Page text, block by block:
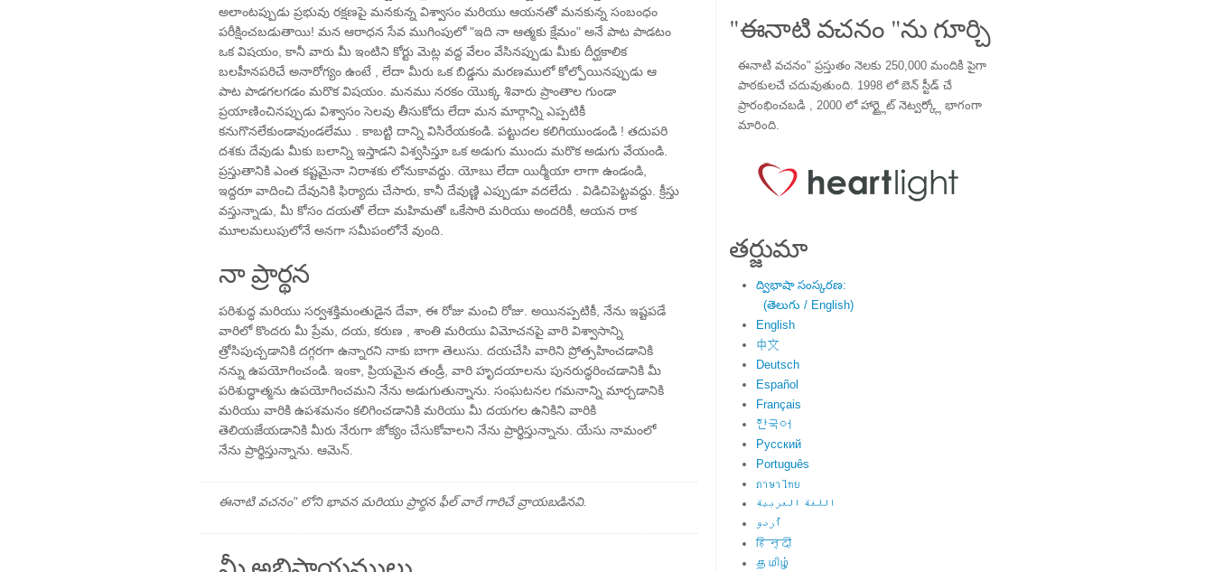
అలాంటప్పుడు ప్రభువు రక్షణపై మనకున్న విశ్వాసం మరియు ఆయనతో మనకున్న సంబంధం
పరీక్షించబడుతాయి! మన ఆరాధన సేవ ముగింపులో "ఇది నా ఆత్మకు క్షేమం" అనే పాట పాడటం
ఒక విషయం, కానీ వారు మీ ఇంటిని కోర్టు మెట్ల వద్ద వేలం వేసినప్పుడు మీకు దీర్ఘకాలిక
బలహీనపరిచే అనారోగ్యం ఉంటే , లేదా మీరు ఒక బిడ్డను మరణములో కోల్పోయినప్పుడు ఆ
పాట పాడగలగడం మరొక విషయం. మనము నరకం యొక్క శివారు ప్రాంతాల గుండా
ప్రయాణించినప్పుడు విశ్వాసం సెలవు తీసుకోదు లేదా మన మార్గాన్ని ఎప్పటికీ
కనుగొనలేకుండావుండలేము . కాబట్టి దాన్ని విసిరేయకండి. పట్టుదల కలిగియుండండి ! తదుపరి
దశకు దేవుడు మీకు బలాన్ని ఇస్తాడని విశ్వసిస్తూ ఒక అడుగు ముందు మరొక అడుగు వేయండి.
ప్రస్తుతానికి ఎంత కష్టమైనా నిరాశకు లోనుకావద్దు. యోబు లేదా యిర్మీయా లాగా ఉండండి,
ఇద్దరూ వాదించి దేవునికి ఫిర్యాదు చేసారు, కానీ దేవుణ్ణి ఎప్పుడూ వదలేదు . విడిచిపెట్టవద్దు. క్రీస్తు
వస్తున్నాడు, మీ కోసం దయతో లేదా మహిమతో ఒకేసారి మరియు అందరికీ, ఆయన రాక
మూలమలుపులోనే అనగా సమీపంలోనే వుంది.
నా ప్రార్థన
పరిశుద్ధ మరియు సర్వశక్తిమంతుడైన దేవా, ఈ రోజు మంచి రోజు. అయినప్పటికీ, నేను ఇష్టపడే
వారిలో కొందరు మీ ప్రేమ, దయ, కరుణ , శాంతి మరియు విమోచనపై వారి విశ్వాసాన్ని
త్రోసిపుచ్చడానికి దగ్గరగా ఉన్నారని నాకు బాగా తెలుసు. దయచేసి వారిని ప్రోత్సహించడానికి
నన్ను ఉపయోగించండి. ఇంకా, ప్రియమైన తండ్రీ, వారి హృదయాలను పునరుద్ధరించడానికి మీ
పరిశుద్ధాత్మను ఉపయోగించమని నేను అడుగుతున్నాను. సంఘటనల గమనాన్ని మార్చడానికి
మరియు వారికి ఉపశమనం కలిగించడానికి మరియు మీ దయగల ఉనికిని వారికి
తెలియజేయడానికి మీరు నేరుగా జోక్యం చేసుకోవాలని నేను ప్రార్థిస్తున్నాను. యేసు నామంలో
నేను ప్రార్థిస్తున్నాను. ఆమెన్.
ఈనాటి వచనం" లోని భావన మరియు ప్రార్థన ఫీల్ వారే గారిచే వ్రాయబడినవి.
"ఈనాటి వచనం "ను గూర్చి
ఈనాటి వచనం" ప్రస్తుతం నెలకు 250,000 మందికి పైగా
పాఠకులచే చదువుతుంది. 1998 లో బెన్ స్టీడ్ చే
ప్రారంభించబడి , 2000 లో హార్ట్లైట్ నెట్వర్క్లో భాగంగా
మారింది.
తర్జుమా
ద్విభాషా సంస్కరణ:
(తెలుగు / English)
English
中文
Deutsch
Español
Français
한국어
Русский
Português
ภาษาไทย
اللغة العربية
اُردو
हिन्दी
தமிழ்